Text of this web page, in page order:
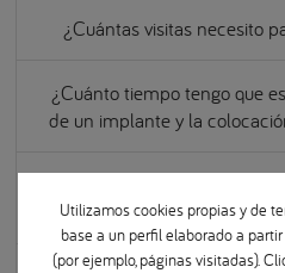
¿Cuántas visitas necesito
¿Cuánto tiempo tengo que
de un implante y la
Utilizamos cookies propias y de
base a un perfil elaborado a
(por ejemplo, páginas visitadas).